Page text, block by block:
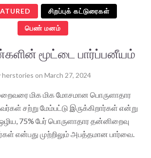
சிறப்புக் கட்டுரைகள்
பெண் மனம்
மூட்டை பார்ப்பனீயம்
herstories on March 27, 2024
மிக மிக மோசமான பொருளாதார
சற்று மேம்பட்டு இருக்கிறார்கள் என்று
75% பேர் பொருளாதார தன்னிறைவு
என்பது முற்றிலும் அபத்தமான பார்வை.